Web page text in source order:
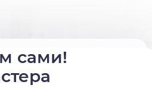
сами!